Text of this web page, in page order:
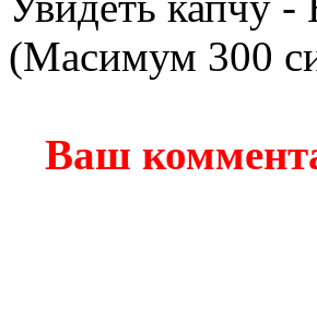
(Масимум 300
Ваш